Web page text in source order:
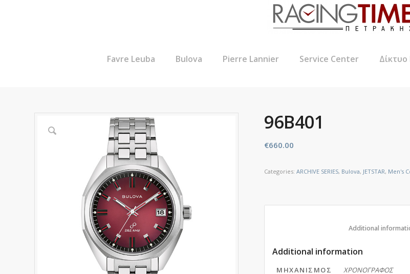
Favre Leuba Bulova Pierre Lannier Service Center
96B401
€660.00
Categories:ARCHIVE SERIES, Bulova, JETSTAR, Men's
Additional information
ΜΗΧΑΝΙΣΜΟΣ
ΧΡΟΝΟΓΡΑΦΟΣ